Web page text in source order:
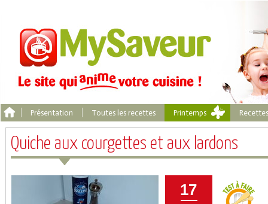
Présentation Toutes les recettes Printemps
Quiche aux courgettes et aux lardons
17